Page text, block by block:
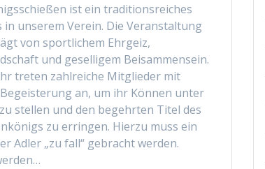
ist ein traditionsreiches
in unserem Verein. Die Veranstaltung
von sportlichem Ehrgeiz,
und geselligem Beisammensein.
treten zahlreiche Mitglieder mit
an, um ihr Können unter
stellen und den begehrten Titel des
zu erringen. Hierzu muss ein
Adler „zu fall“ gebracht werden.